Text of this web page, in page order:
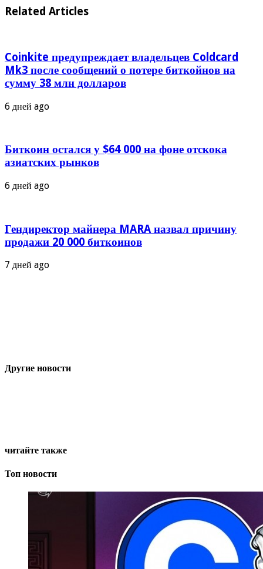
Related Articles
Coinkite предупреждает владельцев Coldcard
Mk3 после сообщений о потере биткойнов на
сумму 38 млн долларов
6 дней ago
Биткоин остался у $64 000 на фоне отскока
азиатских рынков
6 дней ago
Гендиректор майнера MARA назвал причину
продажи 20 000 биткоинов
7 дней ago
Другие новости
читайте также
Топ новости